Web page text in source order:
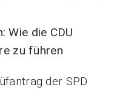
Wie die CDU
zu führen
der SPD